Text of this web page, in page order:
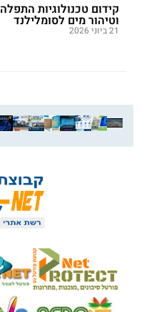
קידום טכנולוגיות התפלה
וטיהור מים לסומלילנד
21 ביוני 2026